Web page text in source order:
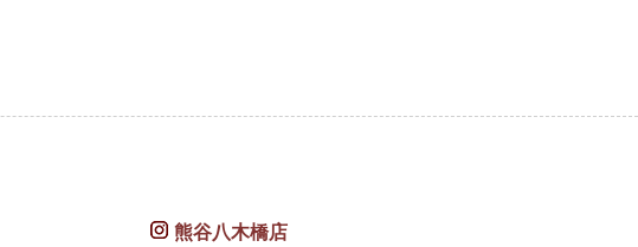
熊谷八木橋店